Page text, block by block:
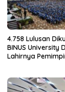
4.758 Lulusan
BINUS University
Lahirnya